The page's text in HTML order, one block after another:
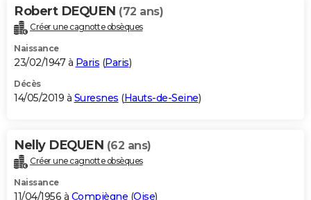
Robert DEQUEN (72 ans)
Créer une cagnotte obsèques
Naissance
23/02/1947 à Paris (Paris)
Décès
14/05/2019 à Suresnes (Hauts-de-Seine)
Nelly DEQUEN (62 ans)
Créer une cagnotte obsèques
Naissance
11/04/1956 à Compiègne (Oise)